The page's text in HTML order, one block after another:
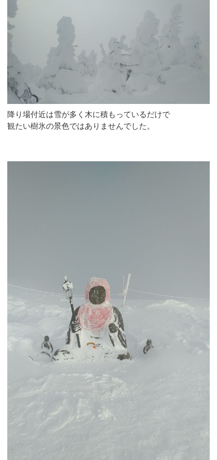
降り場付近は雪が多く木に積もっているだけで
観たい樹氷の景色ではありませんでした。